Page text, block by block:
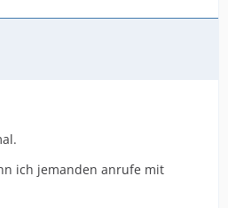
ich jemanden anrufe mit